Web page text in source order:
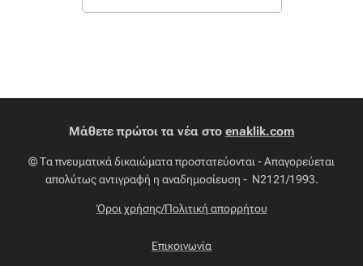
Μάθετε πρώτοι τα νέα στο enaklik.com
© Τα πνευματικά δικαιώματα προστατεύονται - Απαγορεύεται
απολύτως αντιγραφή η αναδημοσίευση - Ν2121/1993.
Όροι χρήσης/Πολιτική απορρήτου
Επικοινωνία